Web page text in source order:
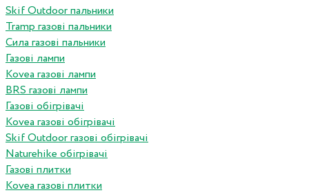
Skif Outdoor пальники
Tramp газові пальники
Сила газові пальники
Газові лампи
Kovea газові лампи
BRS газові лампи
Газові обігрівачі
Kovea газові обігрівачі
Skif Outdoor газові обігрівачі
Naturehike обігрівачі
Газові плитки
Kovea газові плитки